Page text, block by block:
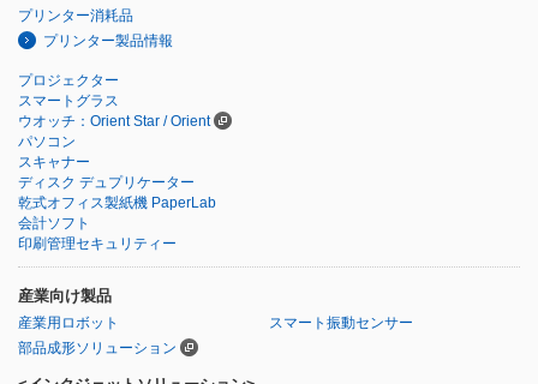
プリンター消耗品
プリンター製品情報
プロジェクター
スマートグラス
ウオッチ：Orient Star / Orient
パソコン
スキャナー
ディスク デュプリケーター
乾式オフィス製紙機 PaperLab
会計ソフト
印刷管理セキュリティー
産業向け製品
産業用ロボット
スマート振動センサー
部品成形ソリューション